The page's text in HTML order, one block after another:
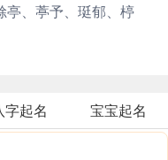
亭、葶予、珽郁、楟
字起名 宝宝起名